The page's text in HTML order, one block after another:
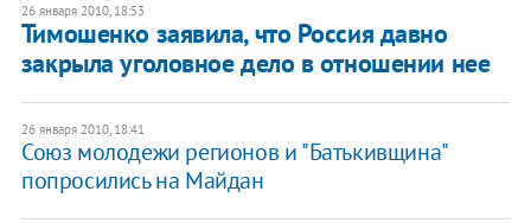
26 января 2010, 18:53
Тимошенко заявила, что Россия давно
закрыла уголовное дело в отношении нее
26 января 2010, 18:41
Союз молодежи регионов и "Батькивщина"
попросились на Майдан